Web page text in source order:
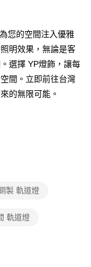
式。 讓您購物簡單
「AFTEE先享後付」
，可透過四大超商／
要取消訂單，請聯絡
顯示為準，若有關於
您的空間注入優雅
明效果，無論是客
選擇 YP燈飾，讓每
間。立即前往台灣
的無限可能。
製 軌道燈
軌道燈